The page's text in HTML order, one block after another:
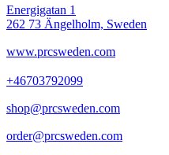
Energigatan 1
262 73 Ängelholm, Sweden
www.prcsweden.com
+46703792099
shop@prcsweden.com
order@prcsweden.com